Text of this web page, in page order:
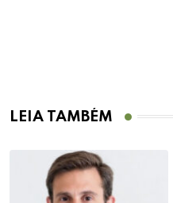
LEIA TAMBÉM